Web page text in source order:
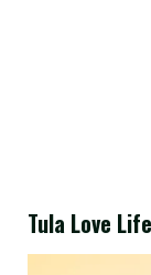
Tula Love